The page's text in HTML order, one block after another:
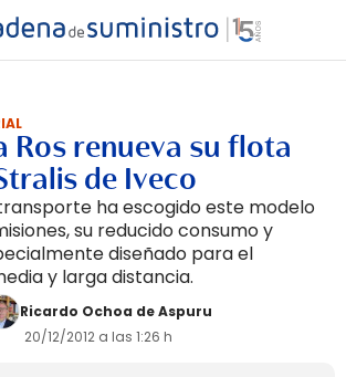
Ros renueva su flota
de Iveco
ha escogido este modelo
su reducido consumo y
diseñado para el
y larga distancia.
Ricardo Ochoa de Aspuru
20/12/2012 a las 1:26 h